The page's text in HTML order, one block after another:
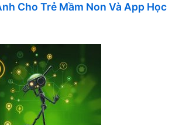
Cho Trẻ Mầm Non Và App Học